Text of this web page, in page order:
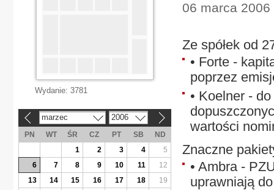
06 marca
Ze spółek od
• Forte -
poprzez
• Koelner -
wartości
Znaczne
• Ambra -
uprawniają
Wydanie: 3781
marzec 2006
PN WT ŚR CZ PT SB
ND
1
2 3 4
5
6
7 8 9 10 11
12
13
14 15 16 17 18
19